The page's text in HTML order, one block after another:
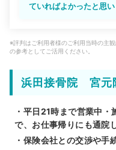
ていればよかったと思い
※評判はご利用者様のご利用当時の主
の参考としてご活用ください。
浜田接骨院 宮元
・平日21時まで営業中
で、お仕事帰りにも通院
・保険会社との交渉や手